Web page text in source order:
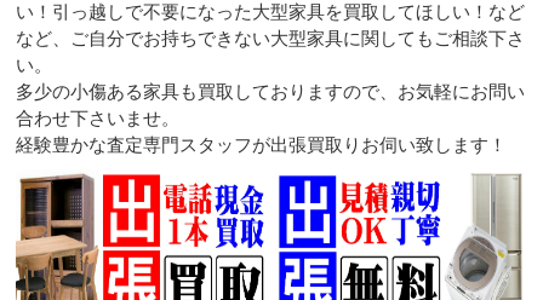
い！引っ越しで不要になった大型家具を買取してほしい！など
など、ご自分でお持ちできない大型家具に関してもご相談下さ
い。
多少の小傷ある家具も買取しておりますので、お気軽にお問い
合わせ下さいませ。
経験豊かな査定専門スタッフが出張買取りお伺い致します！